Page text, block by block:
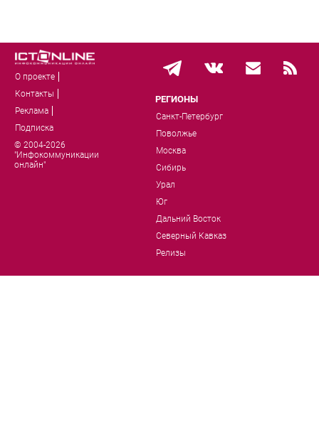
О проекте
Контакты
Реклама
Подписка
© 2004-2026
"Инфокоммуникации
онлайн"
РЕГИОНЫ
Санкт-Петербург
Поволжье
Москва
Сибирь
Урал
Юг
Дальний Восток
Северный Кавказ
Релизы